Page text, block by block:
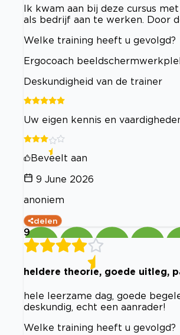
Ik kwam aan bij deze cursus
als bedrijf aan te werken. Door
Welke training heeft u gevolgd?
Ergocoach
Deskundigheid van de trainer
Uw eigen kennis en
Beveelt aan
9 June 2026
anoniem
delen
9
heldere theorie, goede uitleg,
hele leerzame dag, goede
deskundig, echt een aanrader!
Welke training heeft u gevolgd?